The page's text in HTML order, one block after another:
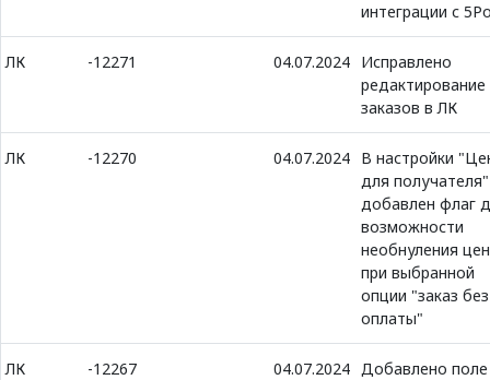
интеграции с
ЛК -12271 04.07.2024 Исправлено
редактирование
заказов в ЛК
ЛК -12270 04.07.2024 В настройки
для получателя"
добавлен флаг
возможности
необнуления
при выбранной
опции "заказ без
оплаты"
ЛК -12267 04.07.2024 Добавлено поле